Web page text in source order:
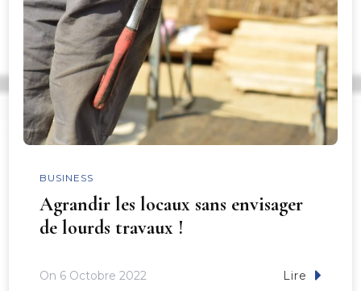
BUSINESS
Agrandir les locaux sans envisager
de lourds travaux !
On 6 Octobre 2022 Lire